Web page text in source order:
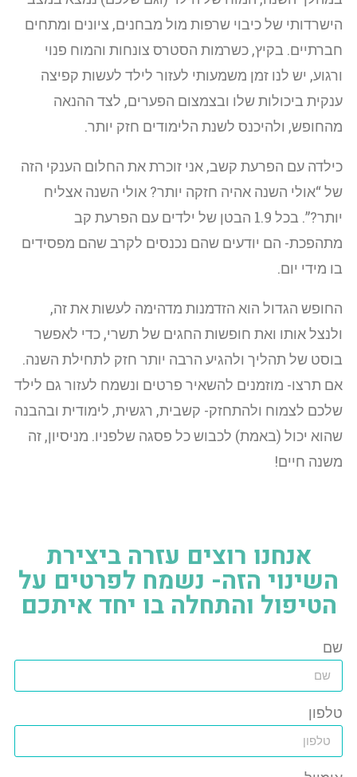
הישרדותי של כיבוי שרפות מול מבחנים, ציונים ומתחים
חברתיים. בקיץ, כשרמות הסטרס צונחות והמוח פנוי
ורגוע, יש לנו זמן משמעותי לעזור לילד לעשות קפיצה
ענקית ביכולות שלו ובצמצום הפערים, לצד ההנאה
מהחופש, ולהיכנס לשנת הלימודים חזק יותר.
כילדה עם הפרעת קשב, אני זוכרת את החלום הענקי הזה
של “אולי השנה אהיה חזקה יותר? אולי השנה אצליח
יותר?”. בכל 1.9 הבטן של ילדים עם הפרעת קב
מתהפכת- הם יודעים שהם נכנסים לקרב שהם מפסידים
בו מידי יום.
החופש הגדול הוא הזדמנות מדהימה לעשות את זה,
ולנצל אותו ואת חופשות החגים של תשרי, כדי לאפשר
בוסט של תהליך ולהגיע הרבה יותר חזק לתחילת השנה.
אם תרצו- מוזמנים להשאיר פרטים ונשמח לעזור גם לילד
שלכם לצמוח ולהתחזק- קשבית, רגשית, לימודית ובהבנה
שהוא יכול (באמת) לכבוש כל פסגה שלפניו. מניסיון, זה
משנה חיים!
אנחנו רוצים עזרה ביצירת
השינוי הזה- נשמח לפרטים על
הטיפול והתחלה בו יחד איתכם
שם
טלפון